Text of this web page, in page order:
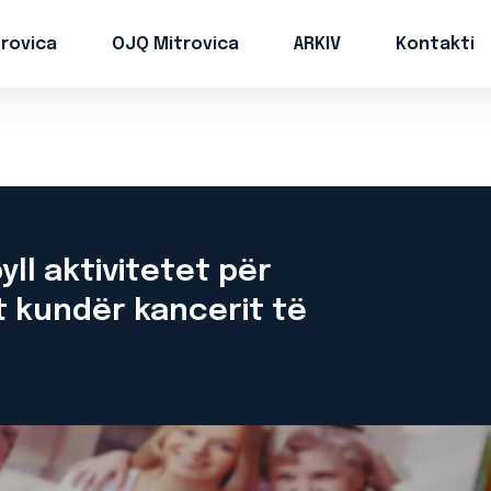
OJQ Mitrovica ARKIV Kontakti
aktivitetet për
kundër kancerit të